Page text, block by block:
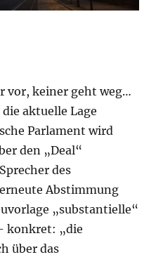
vor, keiner geht weg…
aktuelle Lage
Parlament wird
den „Deal“
des
Abstimmung
„substantielle“
konkret: „die
über das